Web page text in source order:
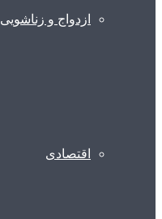
ازدواج و زناشویی
اقتصادی